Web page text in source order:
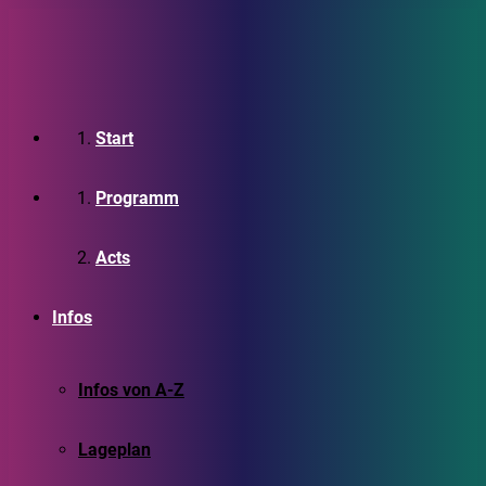
Start
Programm
Acts
Infos
Infos von A-Z
Lageplan